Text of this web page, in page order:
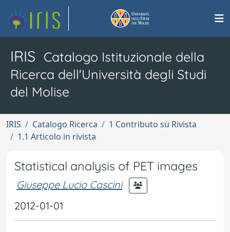
IRIS Catalogo Istituzionale della
Ricerca dell'Università degli Studi
del Molise
IRIS Catalogo Ricerca
1 Contributo su Rivista
1.1 Articolo in rivista
Statistical analysis of PET images
Giuseppe Lucio Cascini
2012-01-01